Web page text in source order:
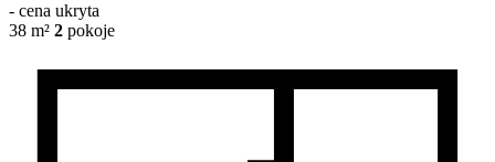
- cena ukryta
38 m² 2 pokoje